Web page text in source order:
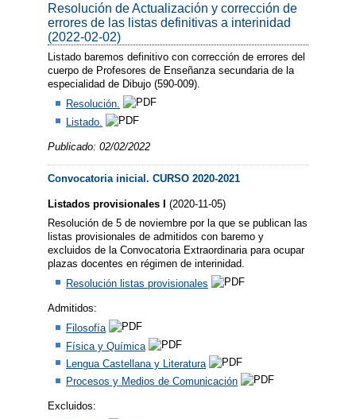
Resolución de Actualización y corrección de
errores de las listas definitivas a interinidad
(2022-02-02)
Listado baremos definitivo con corrección de errores del
cuerpo de Profesores de Enseñanza secundaria de la
especialidad de Dibujo (590-009).
Resolución.
Listado.
Publicado: 02/02/2022
Convocatoria inicial. CURSO 2020-2021
Listados provisionales I
(2020-11-05)
Resolución de 5 de noviembre por la que se publican las
listas provisionales de admitidos con baremo y
excluidos de la Convocatoria Extraordinaria para ocupar
plazas docentes en régimen de interinidad.
Resolución listas provisionales
Admitidos:
Filosofía
Física y Química
Lengua Castellana y Literatura
Procesos y Medios de Comunicación
Excluidos: